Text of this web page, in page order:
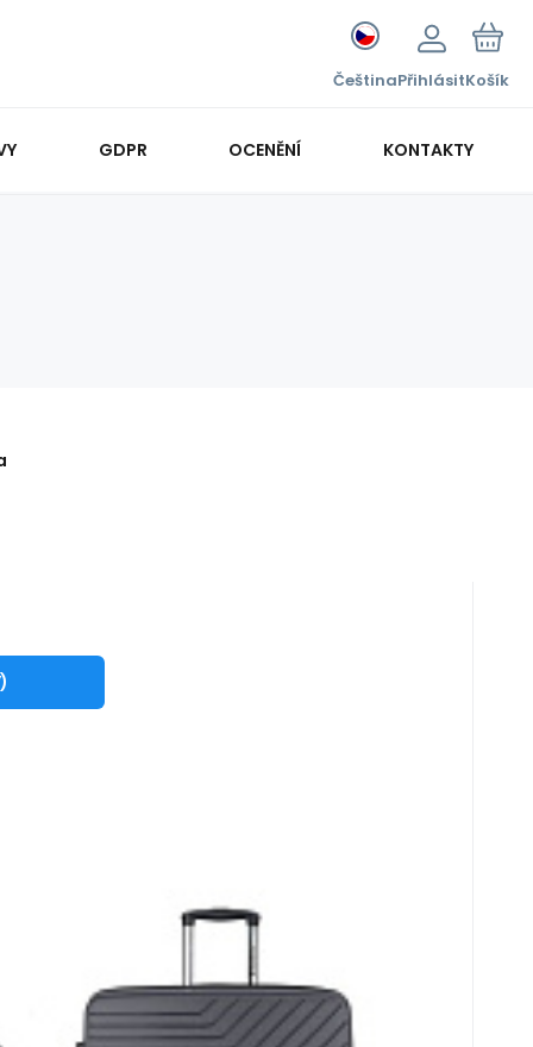
ČeštinaPřihlásitKošík
GDPR OCENĚNÍ KONTAKTY
121001
)
rozšiřitelný objem, číselný kombinační zámek